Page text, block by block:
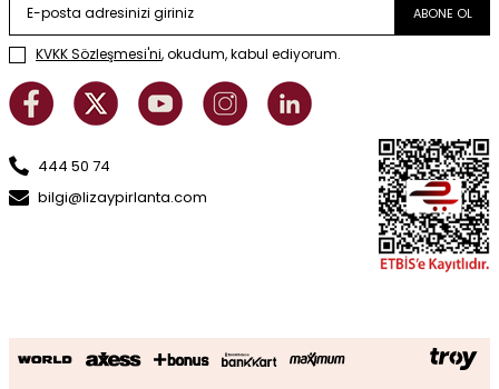
ABONE OL
KVKK Sözleşmesi'ni, okudum, kabul ediyorum.
444 50 74
bilgi@lizaypirlanta.com